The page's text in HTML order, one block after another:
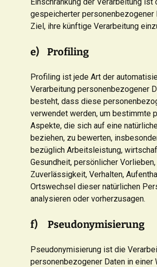
gespeicherter personenbezogener
Ziel, ihre künftige Verarbeitung
e) Profiling
Profiling ist jede Art der
Verarbeitung personenbezogener
besteht, dass diese
verwendet werden, um bestimmte
Aspekte, die sich auf eine
beziehen, zu bewerten,
bezüglich Arbeitsleistung,
Gesundheit, persönlicher
Zuverlässigkeit, Verhalten,
Ortswechsel dieser natürlichen
analysieren oder vorherzusagen.
f) Pseudonymisierung
Pseudonymisierung ist die
personenbezogener Daten in einer